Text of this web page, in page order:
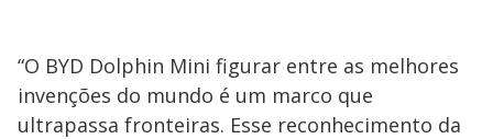
“O BYD Dolphin Mini figurar entre as melhores
invenções do mundo é um marco que
ultrapassa fronteiras. Esse reconhecimento da